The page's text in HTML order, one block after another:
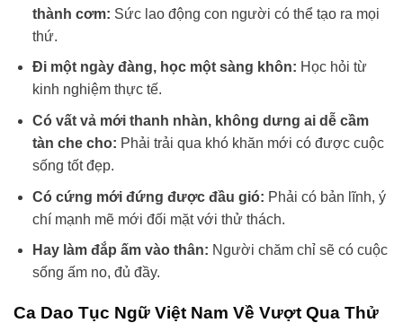
thành cơm: Sức lao động con người có thể tạo ra mọi
thứ.
Đi một ngày đàng, học một sàng khôn: Học hỏi từ
kinh nghiệm thực tế.
Có vất vả mới thanh nhàn, không dưng ai dễ cầm
tàn che cho: Phải trải qua khó khăn mới có được cuộc
sống tốt đẹp.
Có cứng mới đứng được đầu gió: Phải có bản lĩnh, ý
chí mạnh mẽ mới đối mặt với thử thách.
Hay làm đắp ấm vào thân: Người chăm chỉ sẽ có cuộc
sống ấm no, đủ đầy.
Ca Dao Tục Ngữ Việt Nam Về Vượt Qua Thử